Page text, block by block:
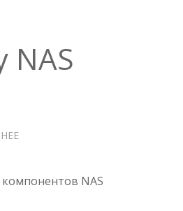
NAS
NAS
NAS